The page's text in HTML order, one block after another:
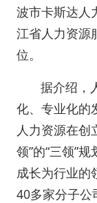
波市卡斯达人
江省人力资源
位。
据介绍，
化、专业化的
人力资源在创
领”的“三领”
成长为行业的
40多家分子公